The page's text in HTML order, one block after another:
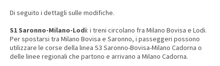
Di seguito i dettagli sulle modifiche.
S1 Saronno-Milano-Lodi: i treni circolano fra Milano Bovisa e Lodi.
Per spostarsi tra Milano Bovisa e Saronno, i passeggeri possono
utilizzare le corse della linea S3 Saronno-Bovisa-Milano Cadorna o
delle linee regionali che partono e arrivano a Milano Cadorna.